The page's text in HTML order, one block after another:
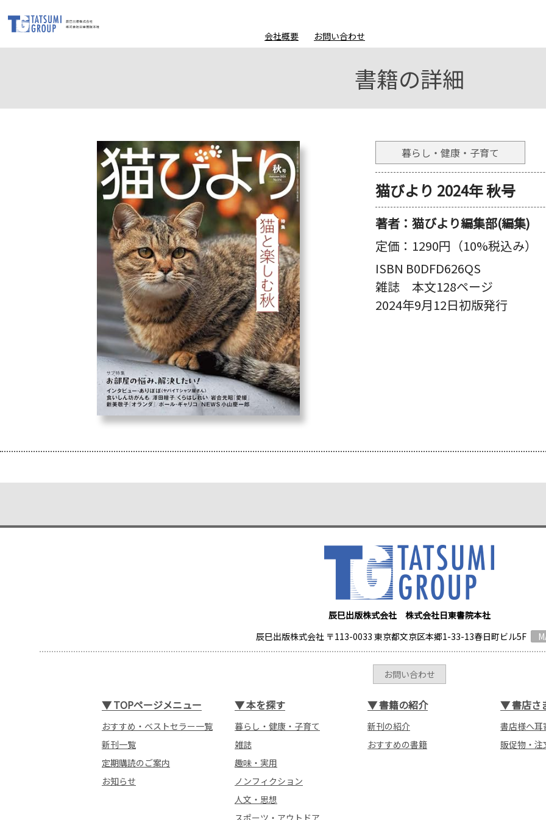
会社概要 お問い合わせ
書籍の詳細
暮らし・健康・子育て
猫びより 2024年 秋号
著者：猫びより編集部(編集)
定価： 1290円（10%税込み）
ISBN B0DFD626QS
雑誌 本文128ページ
2024年9月12日初版発行
辰巳出版株式会社 株式会社日東書院本社
辰巳出版株式会社 〒113-0033 東京都文京区本郷1-33-13春日町ビル5F
お問い合わせ
▼TOPページメニュー
おすすめ・ベストセラー一覧
新刊一覧
定期購読のご案内
お知らせ
▼本を探す
暮らし・健康・子育て
雑誌
趣味・実用
ノンフィクション
人文・思想
スポーツ・アウトドア
▼書籍の紹介
新刊の紹介
おすすめの書籍
▼書店さ
書店様へ耳
販促物・注